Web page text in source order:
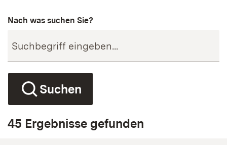
Nach was suchen Sie?
Suchen
45 Ergebnisse gefunden